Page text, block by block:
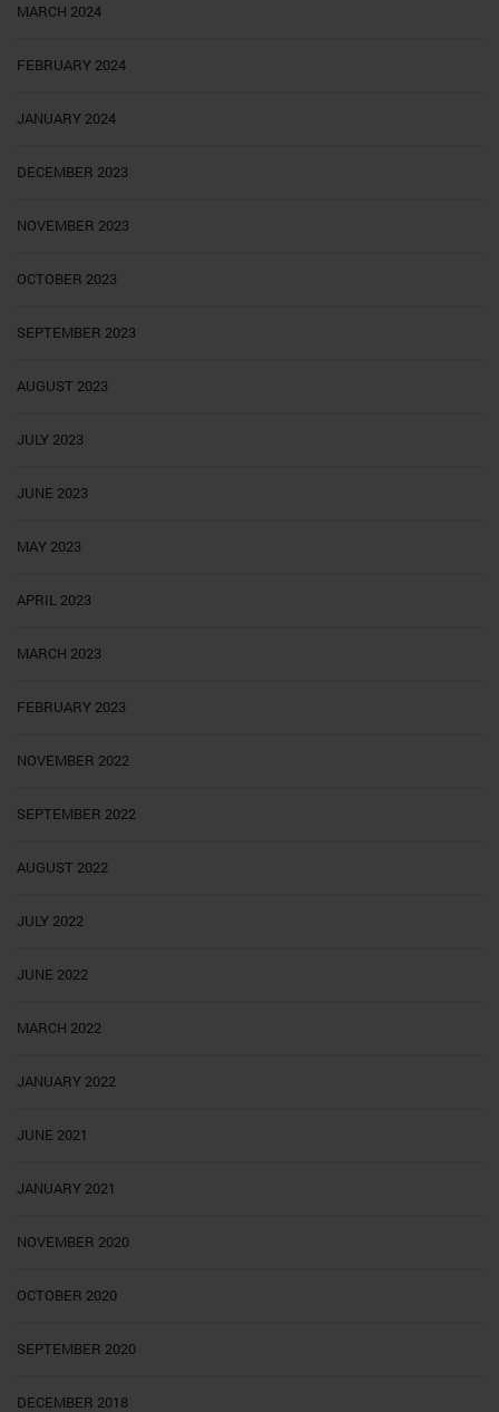
MARCH 2024
FEBRUARY 2024
JANUARY 2024
DECEMBER 2023
NOVEMBER 2023
OCTOBER 2023
SEPTEMBER 2023
AUGUST 2023
JULY 2023
JUNE 2023
MAY 2023
APRIL 2023
MARCH 2023
FEBRUARY 2023
NOVEMBER 2022
SEPTEMBER 2022
AUGUST 2022
JULY 2022
JUNE 2022
MARCH 2022
JANUARY 2022
JUNE 2021
JANUARY 2021
NOVEMBER 2020
OCTOBER 2020
SEPTEMBER 2020
DECEMBER 2018